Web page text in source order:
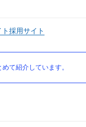
採用サイト
て紹介しています。